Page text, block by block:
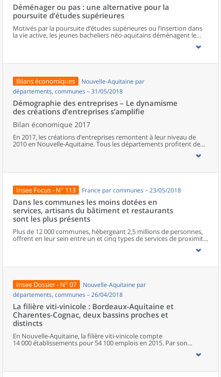
Déménager ou pas : une alternative pour la
poursuite d’études supérieures
Motivés par la poursuite d’études supérieures ou l’insertion dans
la vie active, les jeunes bacheliers néo-aquitains déménagent le
plus souvent à 18 ans. Ils convergent principalement vers les trois
plus grands sites universitaires de la région : Bordeaux, Limoges et
et davantage parmi les plus éloignés des principaux lieux de
de l’environnement familial influe aussi sur les mobilités. Ainsi, les
bacheliers issus de catégories défavorisées au regard de ces
éléments, sont proportionnellement moins nombreux à
déménager, compte tenu des coûts pour se loger, avec le risque
d’assumer des trajets quotidiens plus longs. Ils sont également
conduits à choisir les formations les plus proches du domicile de
leurs parents, souvent des sections de technicien supérieur en
production.
Bilans économiques
Nouvelle-Aquitaine par
départements, communes – 31/05/2018
Démographie des entreprises – Le dynamisme
des créations d’entreprises s’amplifie
Bilan économique 2017
En 2017, les créations d’entreprises remontent à leur niveau de
2010 en Nouvelle-Aquitaine. Tous les départements profitent de
cette embellie. Les entreprises « classiques » bénéficient de cette
progression énergique, mais également les micro-entreprises qui
performances concernent tous les secteurs d’activité. Le nombre
Insee Focus - N° 113
France par communes – 23/05/2018
Dans les communes les moins dotées en
services, artisans du bâtiment et restaurants
sont les plus présents
Plus de 12 000 communes, hébergeant 2,5 millions de personnes,
offrent en leur sein entre un et cinq types de services de proximité.
Dans ces communes, les artisans et les restaurants sont les plus
boulangeries ou les supérettes, n’apparaissent de façon
services de proximité. Quant aux services médicaux, ils sont situés
dans des communes bénéficiant d’un nombre d’équipements
encore plus large. Aux communes qui possèdent au moins un
service de proximité, s’ajoutent 1 888 communes qui n’en
possèdent aucun. Elles abritent 162 000 habitants.
Insee Dossier - N° 07
Nouvelle-Aquitaine par
départements, communes – 26/04/2018
La filière viti-vinicole : Bordeaux-Aquitaine et
Charentes-Cognac, deux bassins proches et
distincts
En Nouvelle-Aquitaine, la filière viti-vinicole compte
14 000 établissements pour 54 100 emplois en 2015. Par son
orientation agricole, elle emploie 10 300 non-salariés, soit
davantage qu’en moyenne dans l’économie régionale. De la culture
transformation du vin, la filière occupe une place essentielle dans